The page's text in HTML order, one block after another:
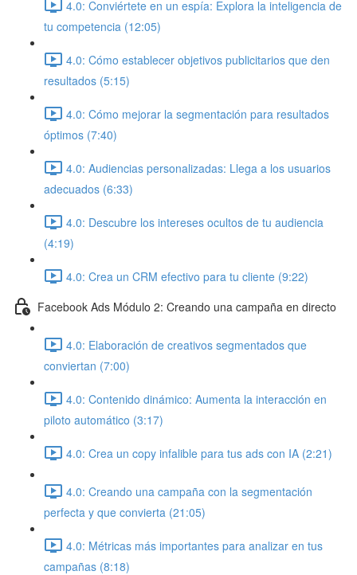
4.0: Conviértete en un espía: Explora la inteligencia de
tu competencia (12:05)
4.0: Cómo establecer objetivos publicitarios que den
resultados (5:15)
4.0: Cómo mejorar la segmentación para resultados
óptimos (7:40)
4.0: Audiencias personalizadas: Llega a los usuarios
adecuados (6:33)
4.0: Descubre los intereses ocultos de tu audiencia
(4:19)
4.0: Crea un CRM efectivo para tu cliente (9:22)
Facebook Ads Módulo 2: Creando una campaña en directo
4.0: Elaboración de creativos segmentados que
conviertan (7:00)
4.0: Contenido dinámico: Aumenta la interacción en
piloto automático (3:17)
4.0: Crea un copy infalible para tus ads con IA (2:21)
4.0: Creando una campaña con la segmentación
perfecta y que convierta (21:05)
4.0: Métricas más importantes para analizar en tus
campañas (8:18)